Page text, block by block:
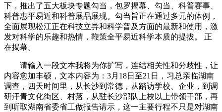
下，推出了五大板块专题勾当，包罗揭幕、勾当、科普赛事、
科普惠平易近和科普展品展现。勾当旨正在通过多元的体例，
全面展现松江正在科技立异和科学普及方面的最新和使用，激
发对科学的乐趣和热情，鞭策全平易近科学本质的提拔。 正
在揭幕。
请输入一段文本我将为你扩写，连结相关性和分歧性，让
内容愈加丰硕，文本内容为：3月18日至21日，习总亲临湖南
调查，四天时间里，从长沙到常德，从踏访学校、企业，到调
研汗青文化街区、村落，从驻长沙部队上校以上带领干部，再
到听取湖南省委省工做报告请示，这一主要行程不只是对湖南